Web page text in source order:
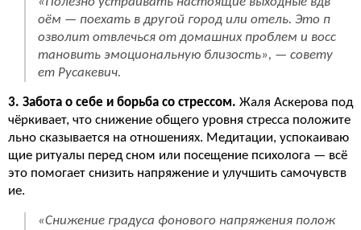
оём — поехать в другой город или отель. Это п
озволит отвлечься от домашних проблем и восс
тановить эмоциональную близость», — совету
ет Русакевич.
3. Забота о себе и борьба со стрессом. Жаля Аскерова под
чёркивает, что снижение общего уровня стресса положите
льно сказывается на отношениях. Медитации, успокаиваю
щие ритуалы перед сном или посещение психолога — всё
это помогает снизить напряжение и улучшить самочувств
ие.
«Снижение градуса фонового напряжения полож